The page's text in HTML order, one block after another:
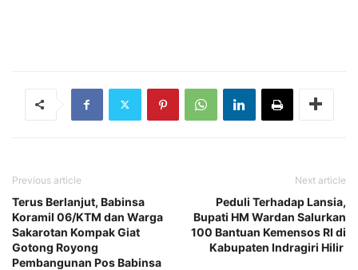
Previous article
Terus Berlanjut, Babinsa
Koramil 06/KTM dan Warga
Sakarotan Kompak Giat
Gotong Royong
Pembangunan Pos Babinsa
Next article
Peduli Terhadap Lansia,
Bupati HM Wardan Salurkan
100 Bantuan Kemensos RI di
Kabupaten Indragiri Hilir